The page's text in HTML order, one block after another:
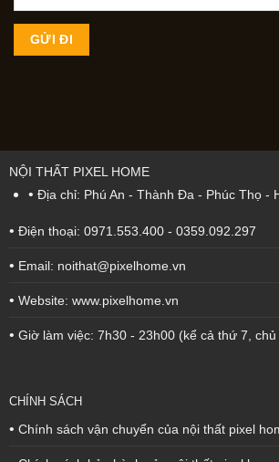
NỘI THẤT PIXEL HOME
• Địa chỉ: Phú An - Thành Đa - Phúc Thọ -
• Điện thoại: 0971.553.400 - 0359.092.297
• Email: noithat@pixelhome.vn
• Website: www.pixelhome.vn
• Giờ làm việc: 7h30 - 23h00 (kể cả thứ 7, chủ
CHÍNH SÁCH
• Chính sách vận chuyển của nội thất pixel